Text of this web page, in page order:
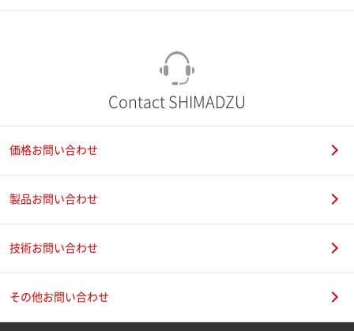
Contact SHIMADZU
価格お問い合わせ
製品お問い合わせ
技術お問い合わせ
その他お問い合わせ